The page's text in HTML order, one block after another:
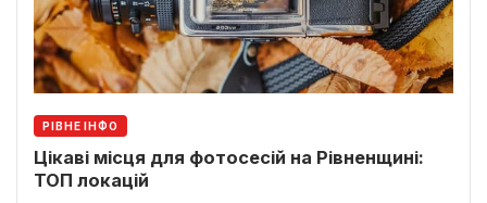
РІВНЕ ІНФО
Цікаві місця для фотосесій на Рівненщині:
ТОП локацій